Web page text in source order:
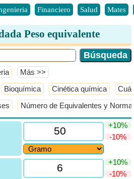
Financiero Salud Mates
Peso equivalente
​Más >>
Bioquímica Cinética química
Número de Equivalentes y
+10%
-10%
+10%
-10%